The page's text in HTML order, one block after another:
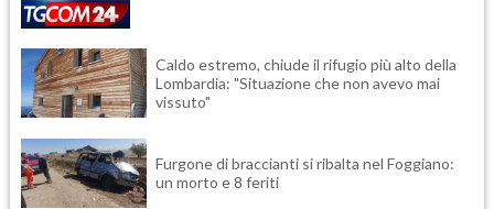
Caldo estremo, chiude il rifugio più alto della
Lombardia: "Situazione che non avevo mai
vissuto"
Furgone di braccianti si ribalta nel Foggiano:
un morto e 8 feriti